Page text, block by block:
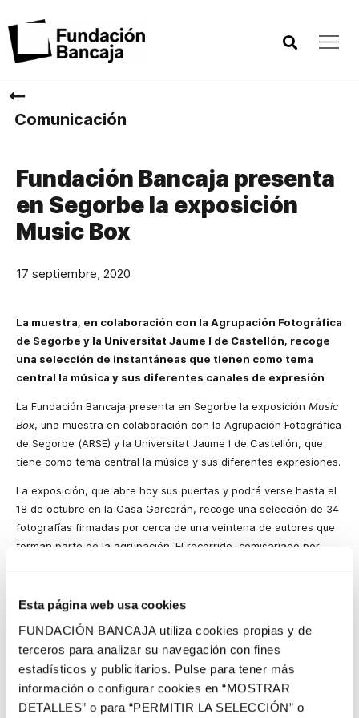
Esta página web usa cookies
FUNDACIÓN BANCAJA utiliza cookies propias y de
terceros para analizar su navegación con fines
estadísticos y publicitarios. Pulse para tener más
información o configurar cookies en “MOSTRAR
DETALLES” o para “PERMITIR LA SELECCIÓN” o
Comunicación
Fundación Bancaja presenta
en Segorbe la exposición
Music Box
17 septiembre, 2020
La muestra, en colaboración con la Agrupación Fotográfica
de Segorbe y la Universitat Jaume I de Castellón, recoge
una selección de instantáneas que tienen como tema
central la música y sus diferentes canales de expresión
La Fundación Bancaja presenta en Segorbe la exposición Music
Box, una muestra en colaboración con la Agrupación Fotográfica
de Segorbe (ARSE) y la Universitat Jaume I de Castellón, que
tiene como tema central la música y sus diferentes expresiones.
La exposición, que abre hoy sus puertas y podrá verse hasta el
18 de octubre en la Casa Garcerán, recoge una selección de 34
fotografías firmadas por cerca de una veintena de autores que
forman parte de la agrupación. El recorrido, comisariado por
Imágenes que tienen como objetivo despertar en el espectador
emociones y que ahondan en la relación entre la música y la
fotografía mediante el uso de técnicas depuradas en algunos
casos, mostrando un gran impacto visual en otros, buscando un
acercamiento físico o psicológico al sujeto al estilo del más puro
retrato, haciéndose valer de la abstracción que supone el uso